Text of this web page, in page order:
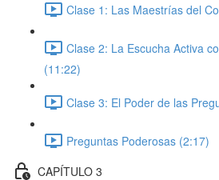
Clase 1: Las Maestrías del
Clase 2: La Escucha Activa
(11:22)
Clase 3: El Poder de las
Preguntas Poderosas (2:17)
CAPÍTULO 3